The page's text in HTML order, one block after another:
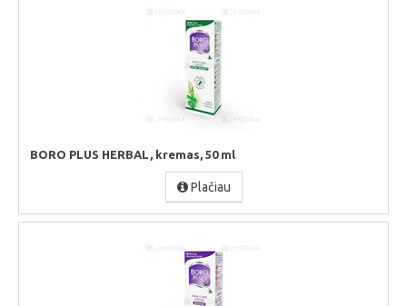
BORO PLUS HERBAL, kremas, 50 ml
Plačiau